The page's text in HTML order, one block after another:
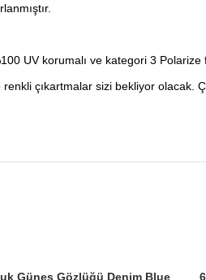
UV korumalı ve kategori 3 Polarize
çıkartmalar sizi bekliyor
Güneş Gözlüğü Denim Blue